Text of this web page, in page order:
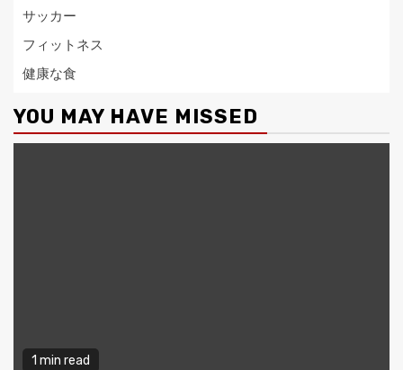
サッカー
フィットネス
健康な食
YOU MAY HAVE MISSED
1 min read